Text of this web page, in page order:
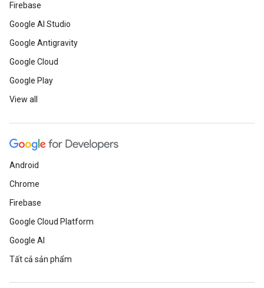
Firebase
Google AI Studio
Google Antigravity
Google Cloud
Google Play
View all
Android
Chrome
Firebase
Google Cloud Platform
Google AI
Tất cả sản phẩm